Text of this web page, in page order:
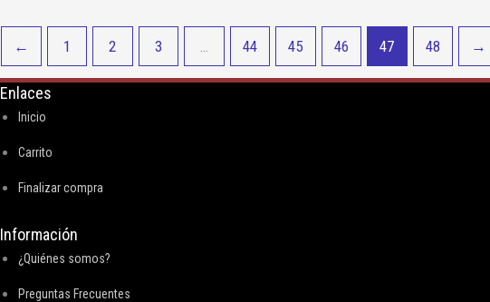
← 1 2 3 44 45 46 47 48 →
Enlaces
Inicio
Carrito
Finalizar compra
Información
¿Quiénes somos?
Preguntas Frecuentes